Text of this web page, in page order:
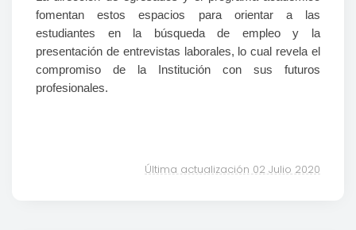
fomentan estos espacios para orientar a las
estudiantes en la búsqueda de empleo y la
presentación de entrevistas laborales, lo cual revela el
compromiso de la Institución con sus futuros
profesionales.
Última actualización 02 Julio 2020